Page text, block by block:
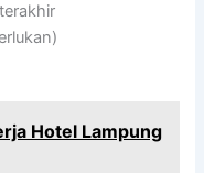
Hotel Lampung